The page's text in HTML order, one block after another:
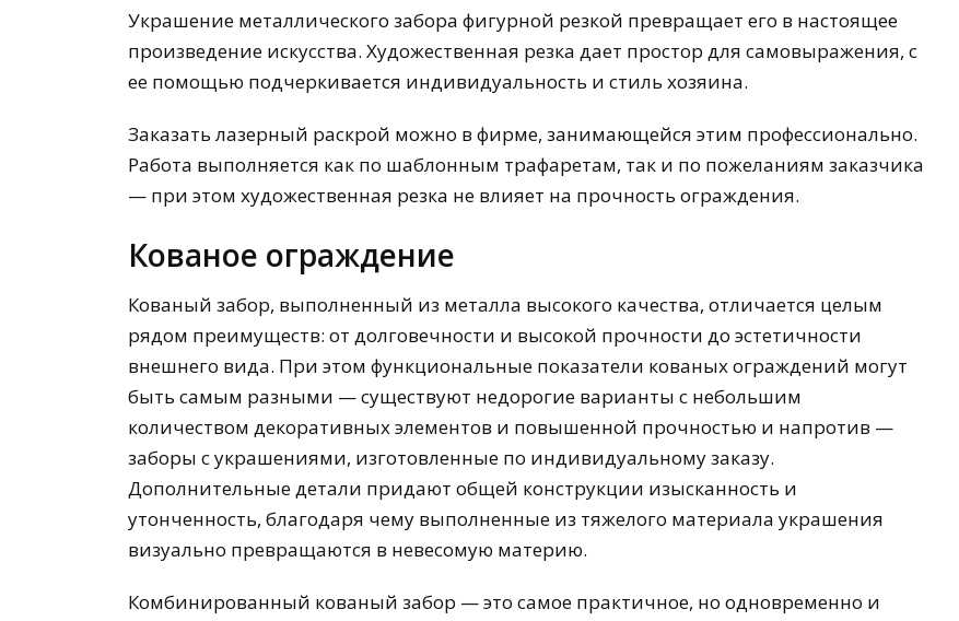
Украшение металлического забора фигурной резкой превращает его в настоящее
произведение искусства. Художественная резка дает простор для самовыражения, с
ее помощью подчеркивается индивидуальность и стиль хозяина.
Заказать лазерный раскрой можно в фирме, занимающейся этим профессионально.
Работа выполняется как по шаблонным трафаретам, так и по пожеланиям заказчика
— при этом художественная резка не влияет на прочность ограждения.
Кованое ограждение
Кованый забор, выполненный из металла высокого качества, отличается целым
рядом преимуществ: от долговечности и высокой прочности до эстетичности
внешнего вида. При этом функциональные показатели кованых ограждений могут
быть самым разными — существуют недорогие варианты с небольшим
количеством декоративных элементов и повышенной прочностью и напротив —
заборы с украшениями, изготовленные по индивидуальному заказу.
Дополнительные детали придают общей конструкции изысканность и
утонченность, благодаря чему выполненные из тяжелого материала украшения
визуально превращаются в невесомую материю.
Комбинированный кованый забор — это самое практичное, но одновременно и